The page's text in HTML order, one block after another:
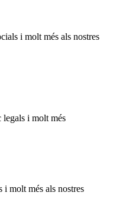
i molt més als nostres
legals i molt més
i molt més als nostres